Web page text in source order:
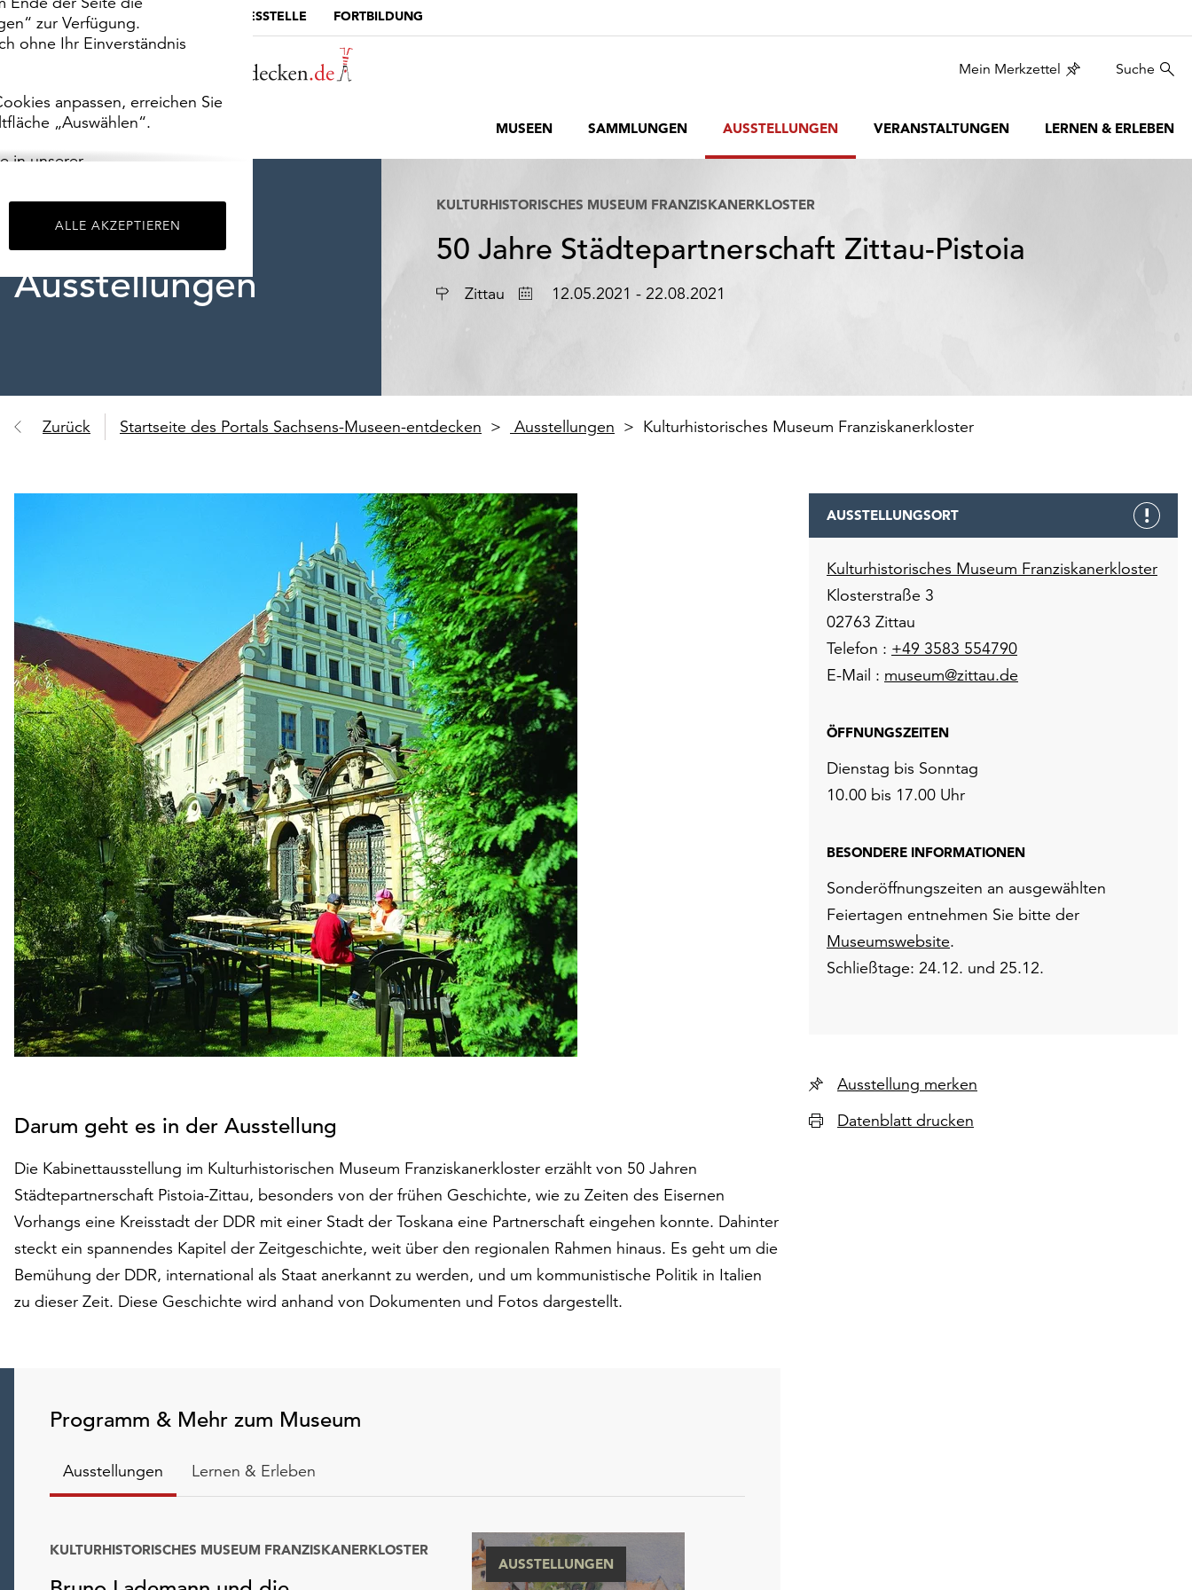
zur Verfügung.
ohne Ihr Einverständnis
anpassen, erreichen Sie
„Auswählen“.
in unserer
ALLE AKZEPTIEREN
MUSEUMSPORTAL DIE LANDESSTELLE FORTBILDUNG
Mein Merkzettel Suche
MUSEEN SAMMLUNGEN AUSSTELLUNGEN VERANSTALTUNGEN LERNEN & ERLEBEN
Ausstellungen
KULTURHISTORISCHES MUSEUM FRANZISKANERKLOSTER
50 Jahre Städtepartnerschaft Zittau-Pistoia
Ort Zittau Datum12.05.2021 - 22.08.2021
Zurück Startseite des Portals Sachsens-Museen-entdecken Ausstellungen Kulturhistorisches Museum Franziskanerkloster
Darum geht es in der Ausstellung
Die Kabinettausstellung im Kulturhistorischen Museum Franziskanerkloster erzählt von 50 Jahren
Städtepartnerschaft Pistoia-Zittau, besonders von der frühen Geschichte, wie zu Zeiten des Eisernen
Vorhangs eine Kreisstadt der DDR mit einer Stadt der Toskana eine Partnerschaft eingehen konnte. Dahinter
steckt ein spannendes Kapitel der Zeitgeschichte, weit über den regionalen Rahmen hinaus. Es geht um die
Bemühung der DDR, international als Staat anerkannt zu werden, und um kommunistische Politik in Italien
zu dieser Zeit. Diese Geschichte wird anhand von Dokumenten und Fotos dargestellt.
Programm & Mehr zum Museum
Ausstellungen Lernen & Erleben
KULTURHISTORISCHES MUSEUM FRANZISKANERKLOSTER
AUSSTELLUNGEN
AUSSTELLUNGSORT
Kulturhistorisches Museum Franziskanerkloster
Klosterstraße 3
02763 Zittau
Telefon : +49 3583 554790
E-Mail : museum@zittau.de
ÖFFNUNGSZEITEN
Dienstag bis Sonntag
10.00 bis 17.00 Uhr
BESONDERE INFORMATIONEN
Sonderöffnungszeiten an ausgewählten
Feiertagen entnehmen Sie bitte der
Museumswebsite.
Schließtage: 24.12. und 25.12.
Ausstellung merken
Datenblatt drucken